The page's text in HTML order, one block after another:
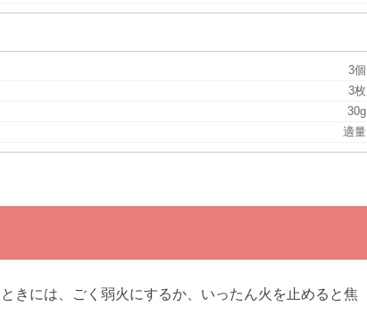
3個
3枚
30g
適量
きには、ごく弱火にするか、いったん火を止めると焦